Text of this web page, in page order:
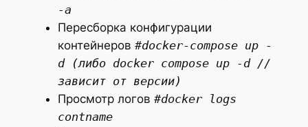
-a
Пересборка конфигурации
контейнеров #docker-compose up -
d (либо docker compose up -d //
зависит от версии)
Просмотр логов #docker logs
contname